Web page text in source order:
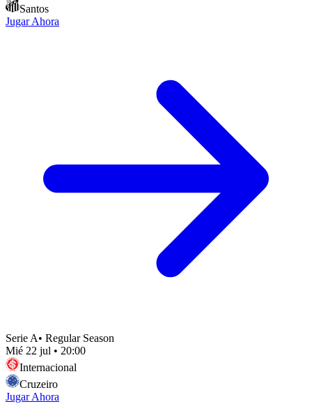
Santos
Jugar Ahora
Serie A• Regular Season
Mié 22 jul • 20:00
Internacional
Cruzeiro
Jugar Ahora